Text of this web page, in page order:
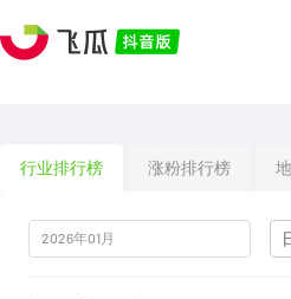
行业排行榜 涨粉排行榜